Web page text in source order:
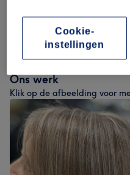
Coupe - Enfant Et Étudiant
Ons werk
Klik op de afbeelding voor
Cookie-
instellingen